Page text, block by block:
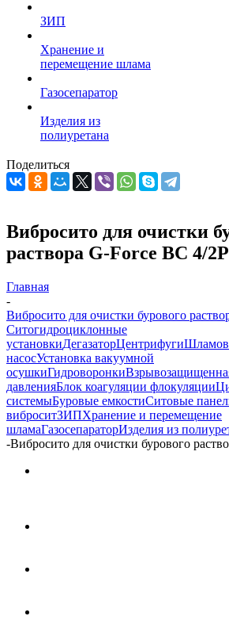
ЗИП
Хранение и
перемещение шлама
Газосепаратор
Изделия из
полиуретана
Поделиться
Вибросито для очистки
раствора G-Force ВС 4/2P
Главная
-
Вибросито для очистки бурового
Ситогидроциклонные
установкиДегазаторЦентрифуги
насосУстановка вакуумной
осушкиГидроворонки
давленияБлок коагуляции флокуляции
системыБуровые емкостиСитовые
виброситЗИПХранение и перемещение
шламаГазосепараторИзделия из
-Вибросито для очистки бурового